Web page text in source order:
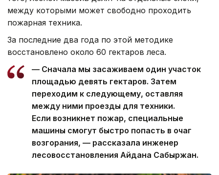
между которыми может свободно проходить
пожарная техника.
За последние два года по этой методике
восстановлено около 60 гектаров леса.
— Сначала мы засаживаем один участок
площадью девять гектаров. Затем
переходим к следующему, оставляя
между ними проезды для техники.
Если возникнет пожар, специальные
машины смогут быстро попасть в очаг
возгорания, — рассказала инженер
лесовосстановления Айдана Сабыржан.